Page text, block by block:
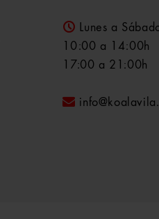
Lunes a
10:00 a 14:00h
17:00 a 21:00h